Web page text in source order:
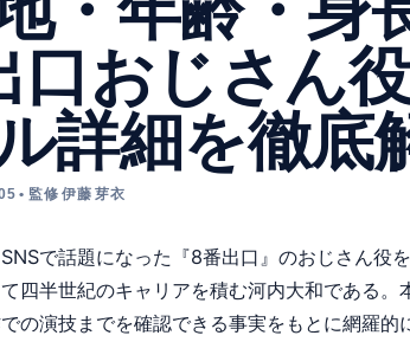
口おじさん
詳細を徹底
• 監修 伊藤 芽衣
で話題になった『8番出口』のおじさん役
四半世紀のキャリアを積む河内大和である
の演技までを確認できる事実をもとに網羅的